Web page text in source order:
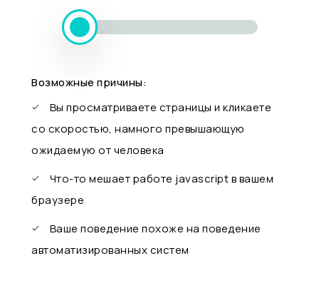
Возможные причины:
Вы просматриваете страницы и кликаете
со скоростью, намного превышающую
ожидаемую от человека
Что-то мешает работе javascript в вашем
браузере
Ваше поведение похоже на поведение
автоматизированных систем